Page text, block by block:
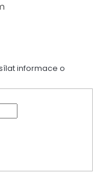
informace o